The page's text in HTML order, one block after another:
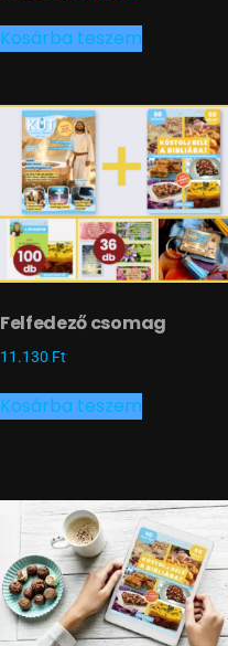
was:
17.320 Ft.
is:
14.190 Ft.
Kosárba teszem
Felfedező csomag
11.130 Ft
Kosárba teszem